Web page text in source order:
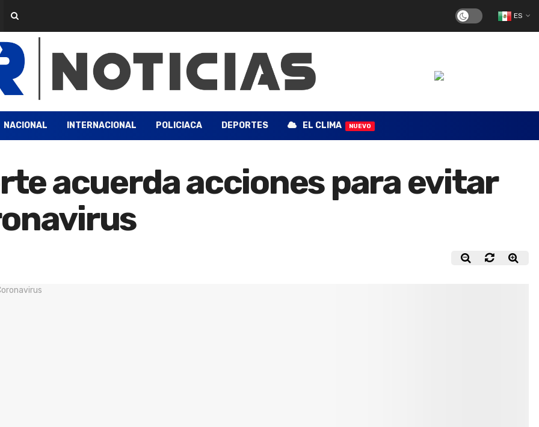
ES
NACIONAL INTERNACIONAL POLICIACA DEPORTES EL CLIMA NUEVO
acuerda acciones para evitar